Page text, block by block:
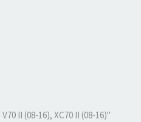
II (08-16), XC70 II (08-16)"